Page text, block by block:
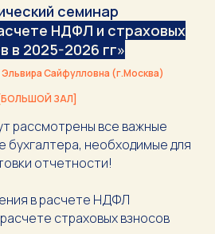
семинар
НДФЛ и страховых
в 2025-2026 гг»
Сайфулловна (г.Москва)
[БОЛЬШОЙ ЗАЛ]
рассмотрены все важные
бухгалтера, необходимые для
отчетности!
в расчете НДФЛ
страховых взносов